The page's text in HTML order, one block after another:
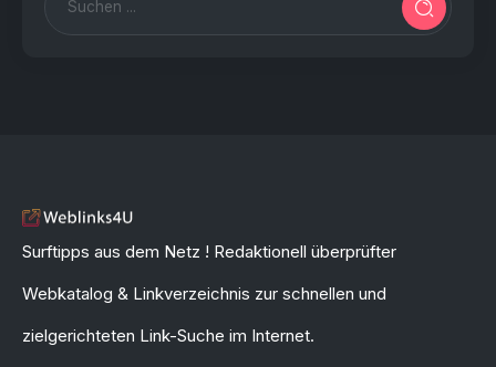
Surftipps aus dem Netz ! Redaktionell überprüfter
Webkatalog & Linkverzeichnis zur schnellen und
zielgerichteten Link-Suche im Internet.